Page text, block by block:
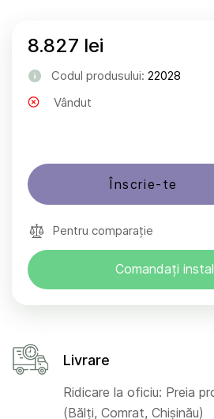
8.827 lei
Codul produsului: 22028
Vândut
Înscrie-te
Pentru comparație
Comandați
Livrare
Ridicare la oficiu: Preia
(Bălți, Comrat, Chișinău)